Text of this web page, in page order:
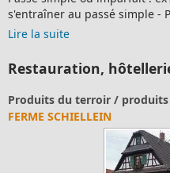
s'entraîner au passé simple -
Lire la suite
Restauration,
Produits du terroir /
FERME SCHIELLEIN